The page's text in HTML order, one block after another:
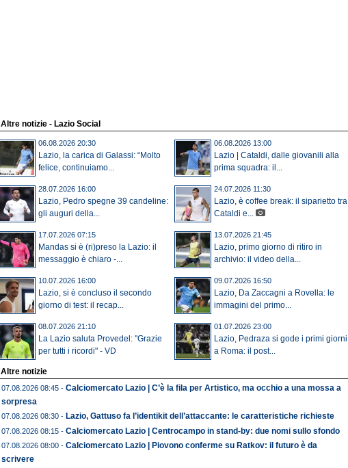
Altre notizie - Lazio Social
06.08.2026 20:30
Lazio, la carica di Galassi: “Molto
felice, continuiamo...
06.08.2026 13:00
Lazio | Cataldi, dalle giovanili alla
prima squadra: il...
28.07.2026 16:00
Lazio, Pedro spegne 39 candeline:
gli auguri della...
24.07.2026 11:30
Lazio, è coffee break: il siparietto tra
Cataldi e...
17.07.2026 07:15
Mandas si è (ri)preso la Lazio: il
messaggio è chiaro -...
13.07.2026 21:45
Lazio, primo giorno di ritiro in
archivio: il video della...
10.07.2026 16:00
Lazio, si è concluso il secondo
giorno di test: il recap...
09.07.2026 16:50
Lazio, Da Zaccagni a Rovella: le
immagini del primo...
08.07.2026 21:10
La Lazio saluta Provedel: "Grazie
per tutti i ricordi" - VD
01.07.2026 23:00
Lazio, Pedraza si gode i primi giorni
a Roma: il post...
Altre notizie
07.08.2026 08:45 - Calciomercato Lazio | C’è la fila per Artistico, ma occhio a una mossa a
sorpresa
07.08.2026 08:30 - Lazio, Gattuso fa l’identikit dell’attaccante: le caratteristiche richieste
07.08.2026 08:15 - Calciomercato Lazio | Centrocampo in stand-by: due nomi sullo sfondo
07.08.2026 08:00 - Calciomercato Lazio | Piovono conferme su Ratkov: il futuro è da
scrivere